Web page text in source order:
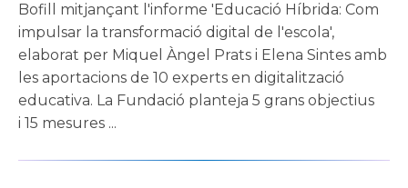
Bofill mitjançant l'informe 'Educació Híbrida: Com
impulsar la transformació digital de l'escola',
elaborat per Miquel Àngel Prats i Elena Sintes amb
les aportacions de 10 experts en digitalització
educativa. La Fundació planteja 5 grans objectius
i 15 mesures ...